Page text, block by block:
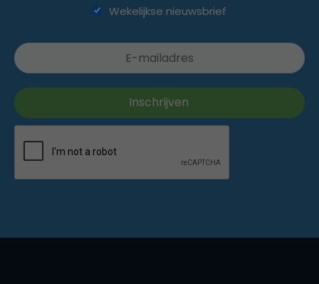
Wekelijkse nieuwsbrief